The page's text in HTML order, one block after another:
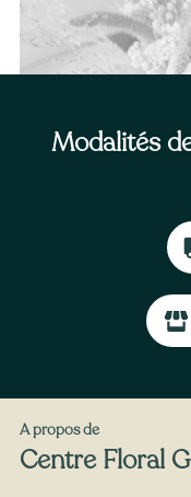
À
Modalités
A propos de
Centre Floral